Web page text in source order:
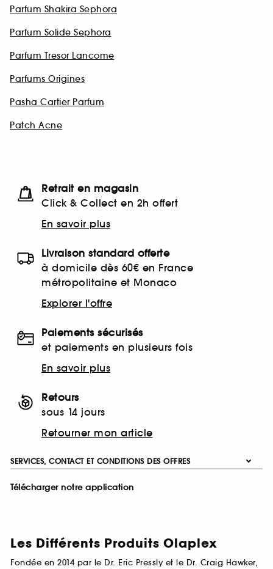
Parfum Shakira Sephora
Parfum Solide Sephora
Parfum Tresor Lancome
Parfums Origines
Pasha Cartier Parfum
Patch Acne
Retrait en magasin
Click & Collect en 2h offert
En savoir plus
Livraison standard offerte
à domicile dès 60€ en France
métropolitaine et Monaco
Explorer l'offre
Paiements sécurisés
et paiements en plusieurs fois
En savoir plus
Retours
sous 14 jours
Retourner mon article
SERVICES, CONTACT ET CONDITIONS DES OFFRES
Télécharger notre application
Les Différents Produits Olaplex
Fondée en 2014 par le Dr. Eric Pressly et le Dr. Craig Hawker,